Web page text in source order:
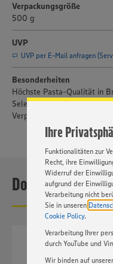
Ihre
ein bestmögliches
ermöglichen. Wir
Website zu
Inhalte anzubieten.
Cookies und anderer
„EINSTELLUNGEN
Basis Ihrer
Funktionalitäten zur
Recht, ihre
Widerruf der
aufgrund der
Verarbeitung nicht
Sie in unseren
Cookie Policy.
Verarbeitung Ihrer
durch YouTube und
Wir binden auf
Verpackungsgröße
500 g
UVP
UVP per E-Mail anfragen
Besonderheiten
Höchste Pasta-Qualität in
Selezionato (ausgewählter
Verpackung aus Papier
Downloads
TIF